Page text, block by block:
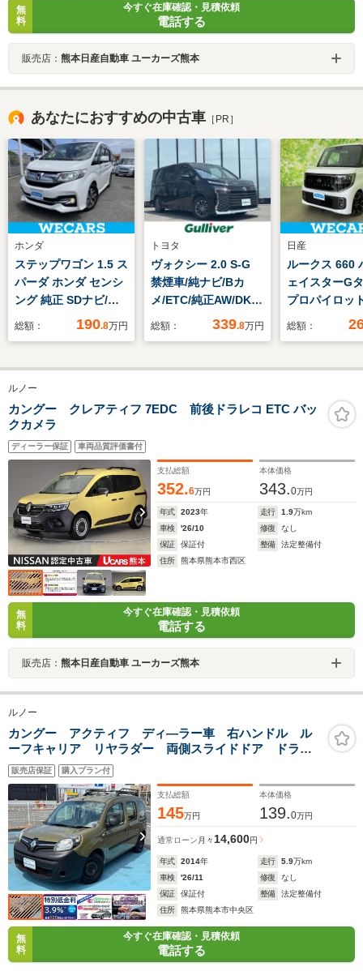
無
料
今すぐ在庫確認・見積依頼
電話する
販売店： 熊本日産自動車 ユーカーズ熊本
あなたにおすすめの中古車 ［PR］
ホンダ
ステップワゴン 1.5 ス
パーダ ホンダ センシ
ング 純正 SDナビ/フ
リップダウンモニタ
ドライブレコーダー
純正/ヘッドランプ
HID/Bluetooth接
続/ETC/EBD付ABS/横
滑り防止装置
総額： 190.8万円
トヨタ
ヴォクシー 2.0 S-G
禁煙車/純ナビ/Bカ
メ/ETC/純正AW/DKミ
ラー/前後コーナーセ
アマット/ドアバイザ
スマートキー
総額： 339.8万円
日産
ルークス 660
ェイスターG
プロパイロッ
ィション ディ
ブレーキ/両側
ーター 前席/
ドビューモニ
ム/プロパイロ
出済未使用車
総額：
ルノー
カングー クレアティフ 7EDC 前後ドラレコ ETC バッ
クカメラ
ディーラー保証 車両品質評価書付
支払総額
352.6万円
本体価格
343.0万円
年式 2023年 走行 1.9万km
車検
'26/10 修復
なし
保証
保証付 整備
法定整備付
住所
熊本県熊本市西区
無
料
今すぐ在庫確認・見積依頼
電話する
販売店： 熊本日産自動車 ユーカーズ熊本
ルノー
カングー アクティフ ディ―ラー車 右ハンドル ル
ーフキャリア リヤラダー 両側スライドドア ドラレ
コ前後2カメラ ETC LEDヘッドライト カーキ全塗
装 オーバーヘッドコンソール天井収納 ナビTV
販売店保証 購入プラン付
支払総額
145万円
本体価格
139.0万円
通常ローン 月々 14,600円
年式 2014年 走行 5.9万km
車検
'26/11 修復
なし
保証
保証付 整備
法定整備付
住所
熊本県熊本市中央区
無
料
今すぐ在庫確認・見積依頼
電話する